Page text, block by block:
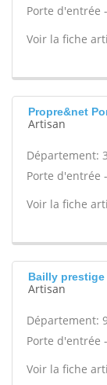
Porte d'entrée -
Voir la fiche
Propre&net
Artisan
Département:
Porte d'entrée -
Voir la fiche
Bailly prestige
Artisan
Département:
Porte d'entrée -
Voir la fiche